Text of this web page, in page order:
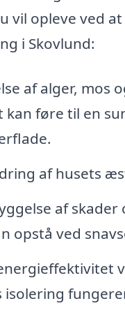
vil opleve ved
i Skovlund:
af alger, mos
kan føre til en
af husets
af skader
opstå ved
isolering